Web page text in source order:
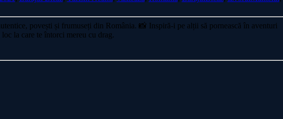
povești și frumuseți din România. 📸 Inspiră-i pe alții să pornească în aventuri
la care te întorci mereu cu drag.